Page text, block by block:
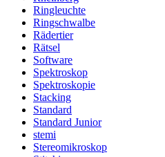
Ringleuchte
Ringschwalbe
Rädertier
Rätsel
Software
Spektroskop
Spektroskopie
Stacking
Standard
Standard Junior
stemi
Stereomikroskop